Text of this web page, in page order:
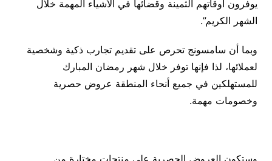
يوفرون أوقاتهم الثمينة وقضائها في الأشياء المهمة خلال
الشهر الكريم”.
وبما أن سامسونج تحرص على تقديم تجارب ذكية وشخصية
لعملائها، لذا فإنها توفر خلال شهر رمضان المبارك
للمستهلكين في جميع أنحاء المنطقة عروض حصرية
وخصومات مهمة.
وستكون العروض الحصرية على منتجات مختارة من